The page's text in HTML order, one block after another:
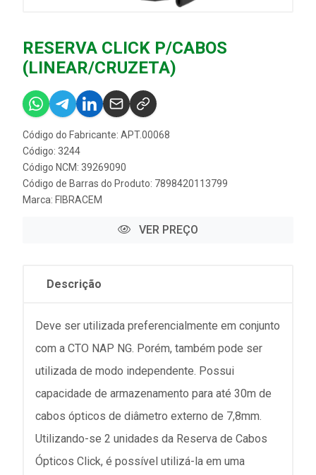
RESERVA CLICK P/CABOS
(LINEAR/CRUZETA)
Código do Fabricante: APT.00068
Código: 3244
Código NCM: 39269090
Código de Barras do Produto: 7898420113799
Marca: FIBRACEM
VER PREÇO
Descrição
Deve ser utilizada preferencialmente em conjunto
com a CTO NAP NG. Porém, também pode ser
utilizada de modo independente. Possui
capacidade de armazenamento para até 30m de
cabos ópticos de diâmetro externo de 7,8mm.
Utilizando-se 2 unidades da Reserva de Cabos
Ópticos Click, é possível utilizá-la em uma